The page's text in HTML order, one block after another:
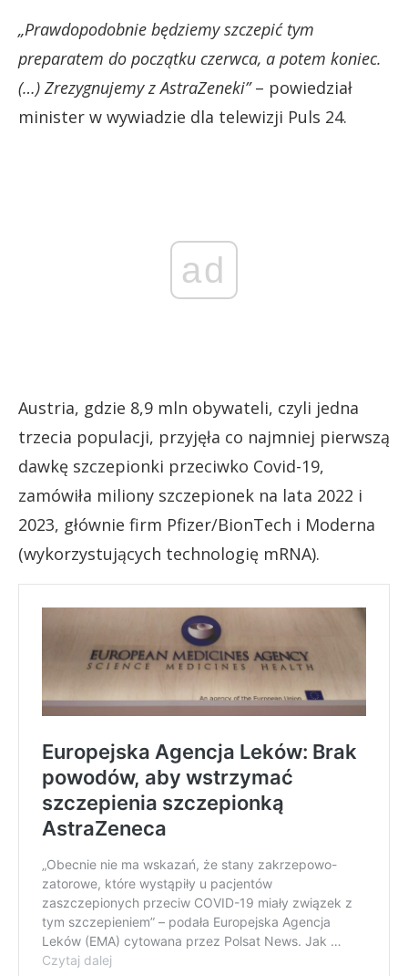
„Prawdopodobnie będziemy szczepić tym
preparatem do początku czerwca, a potem koniec.
(…) Zrezygnujemy z AstraZeneki”– powiedział
minister w wywiadzie dla telewizji Puls 24.
ad
Austria, gdzie 8,9 mln obywateli, czyli jedna
trzecia populacji, przyjęła co najmniej pierwszą
dawkę szczepionki przeciwko Covid-19,
zamówiła miliony szczepionek na lata 2022 i
2023, głównie firm Pfizer/BionTech i Moderna
(wykorzystujących technologię mRNA).